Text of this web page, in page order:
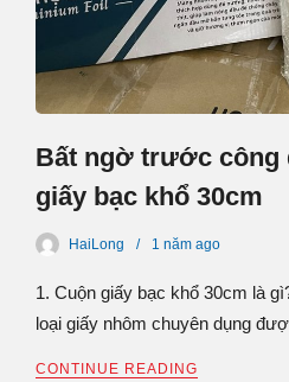
Bất ngờ trước công
giấy bạc khổ 30cm
HaiLong 1 năm ago
1. Cuộn giấy bạc khổ 30cm là
loại giấy nhôm chuyên dụng
CONTINUE READING